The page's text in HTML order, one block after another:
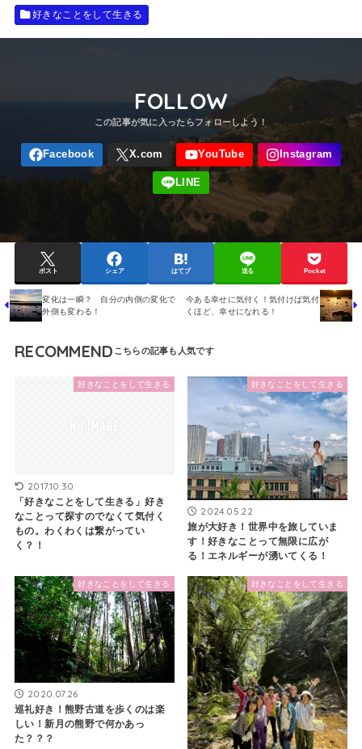
好きなことをして生きる
FOLLOW
ポスト シェア はてブ 送る Pocket
変化は一瞬？ 自分の内側の変化で
外側も変わる！
今ある幸せに気付く！気付けば気付
くほど、幸せになれる！
RECOMMEND
好きなことをして生きる
2017.10.30
「好きなことをして生きる」好き
なことって探すのでなくて気付く
もの。わくわくは繋がってい
く？！
好きなことをして生きる
2024.05.22
旅が大好き！世界中を旅していま
す！好きなことって無限に広が
る！エネルギーが湧いてくる！
好きなことをして生きる
2020.07.26
巡礼好き！熊野古道を歩くのは楽
しい！新月の熊野で何かあっ
た？？？
好きなことをして生きる